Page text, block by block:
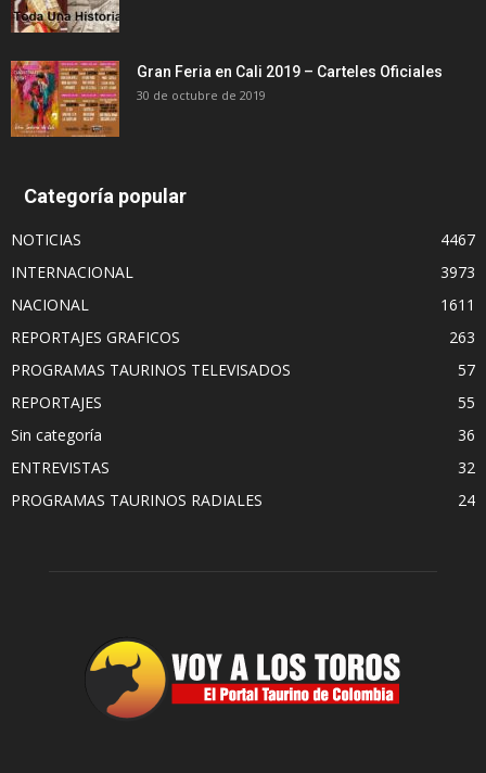
Gran Feria en Cali 2019 – Carteles Oficiales
30 de octubre de 2019
Categoría popular
NOTICIAS
4467
INTERNACIONAL
3973
NACIONAL
1611
REPORTAJES GRAFICOS
263
PROGRAMAS TAURINOS TELEVISADOS
57
REPORTAJES
55
Sin categoría
36
ENTREVISTAS
32
PROGRAMAS TAURINOS RADIALES
24